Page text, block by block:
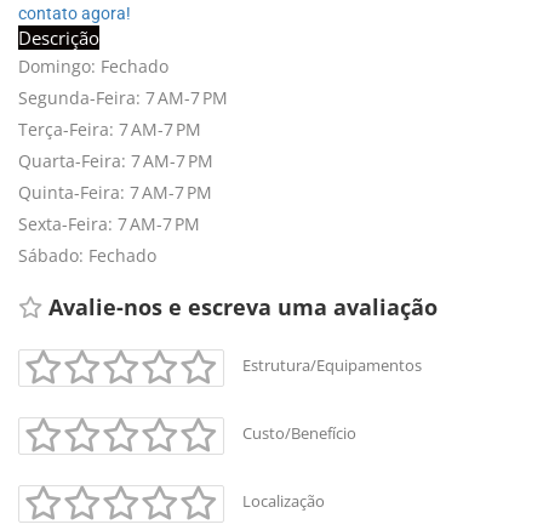
contato agora!
Descrição
Domingo: Fechado
Segunda-Feira: 7 AM-7 PM
Terça-Feira: 7 AM-7 PM
Quarta-Feira: 7 AM-7 PM
Quinta-Feira: 7 AM-7 PM
Sexta-Feira: 7 AM-7 PM
Sábado: Fechado
Avalie-nos e escreva uma avaliação
Estrutura/Equipamentos
Custo/Benefício
Localização